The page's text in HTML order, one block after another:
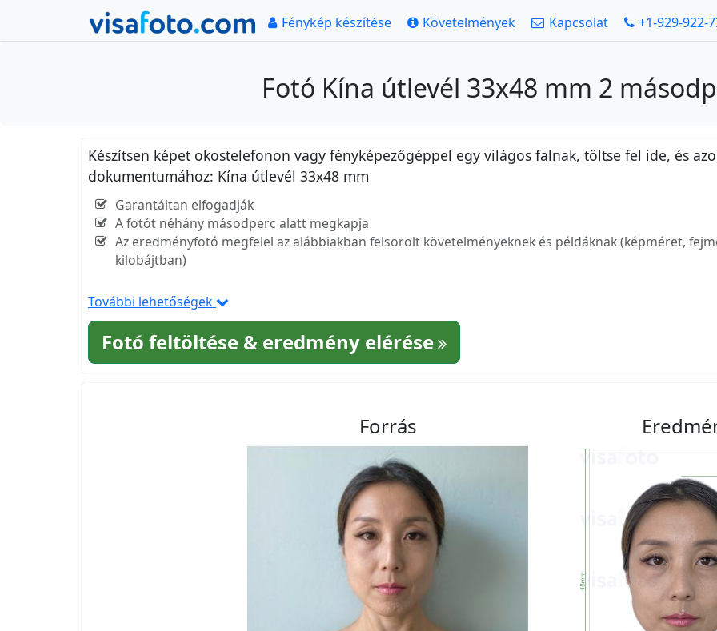
Fénykép készítése Követelmények Kapcsolat +1-929-922-
Fotó Kína útlevél 33x48 mm 2
Készítsen képet okostelefonon vagy fényképezőgéppel egy világos falnak, töltse fel ide, és
dokumentumához: Kína útlevél 33x48 mm
Garantáltan elfogadják
A fotót néhány másodperc alatt megkapja
Az eredményfotó megfelel az alábbiakban felsorolt követelményeknek és példáknak (képméret,
kilobájtban)
További lehetőségek
Fotó feltöltése & eredmény elérése
Forrás